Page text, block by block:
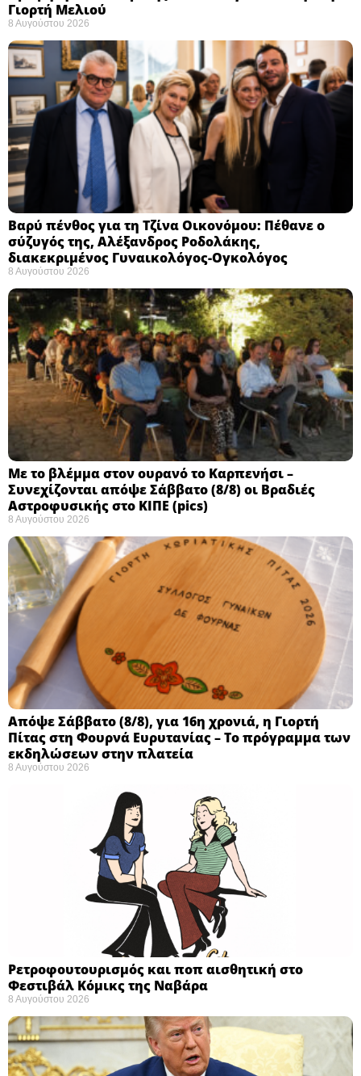
Γιορτή Μελιού
8 Αυγούστου 2026
Βαρύ πένθος για τη Τζίνα Οικονόμου: Πέθανε ο
σύζυγός της, Αλέξανδρος Ροδολάκης,
διακεκριμένος Γυναικολόγος-Ογκολόγος
8 Αυγούστου 2026
Με το βλέμμα στον ουρανό το Καρπενήσι –
Συνεχίζονται απόψε Σάββατο (8/8) οι Βραδιές
Αστροφυσικής στο ΚΙΠΕ (pics)
8 Αυγούστου 2026
Απόψε Σάββατο (8/8), για 16η χρονιά, η Γιορτή
Πίτας στη Φουρνά Ευρυτανίας – Το πρόγραμμα των
εκδηλώσεων στην πλατεία
8 Αυγούστου 2026
Ρετροφουτουρισμός και ποπ αισθητική στο
Φεστιβάλ Κόμικς της Ναβάρα ​
8 Αυγούστου 2026